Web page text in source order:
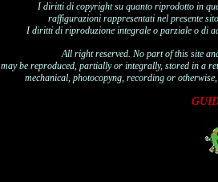
I diritti di copyright su quanto riprodotto in
raffigurazioni rappresentati nel presente
I diritti di riproduzione integrale o parziale o di
All right reserved. No part of this site
may be reproduced, partially or integrally, stored in a
mechanical, photocopyng, recording or